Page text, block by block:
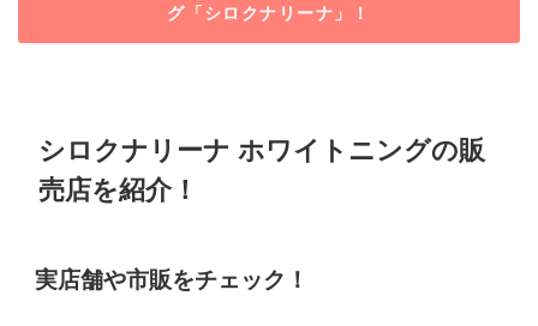
グ「シロクナリーナ」！
シロクナリーナ ホワイトニングの販
売店を紹介！
実店舗や市販をチェック！